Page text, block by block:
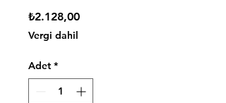
₺2.128,00Fiyat
Vergi dahil
Adet *